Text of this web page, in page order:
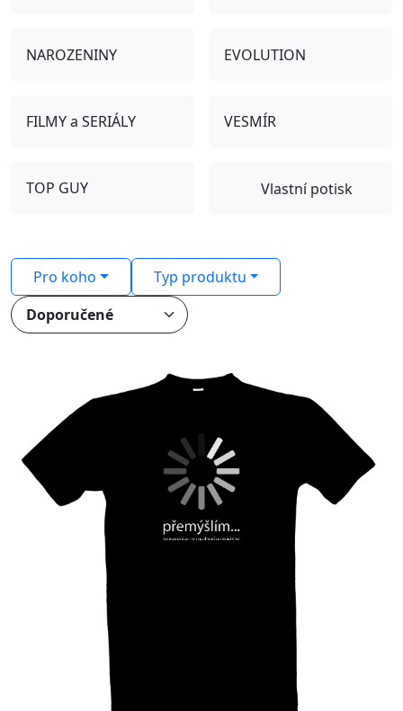
NAROZENINY EVOLUTION
FILMY a SERIÁLY VESMÍR
TOP GUY Vlastní potisk
Pro koho Typ produktu